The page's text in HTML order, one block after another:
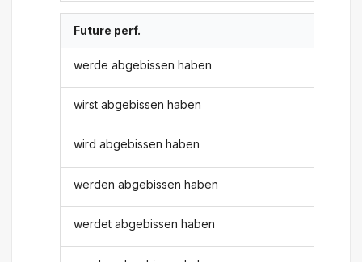
Future perf.
werde abgebissen haben
wirst abgebissen haben
wird abgebissen haben
werden abgebissen haben
werdet abgebissen haben